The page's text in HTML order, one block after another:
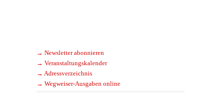
→ Newsletter abonnieren
→ Veranstaltungskalender
→ Adressverzeichnis
→ Wegweiser-Ausgaben online